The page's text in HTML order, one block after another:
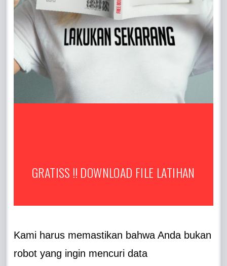
GRATISS !! DOWNLOAD FILE LATIHAN
Kami harus memastikan bahwa Anda bukan
robot yang ingin mencuri data